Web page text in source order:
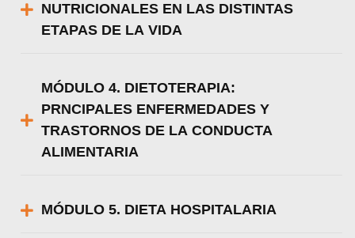
NUTRICIONALES EN LAS DISTINTAS
ETAPAS DE LA VIDA
MÓDULO 4. DIETOTERAPIA:
PRNCIPALES ENFERMEDADES Y
TRASTORNOS DE LA CONDUCTA
ALIMENTARIA
MÓDULO 5. DIETA HOSPITALARIA